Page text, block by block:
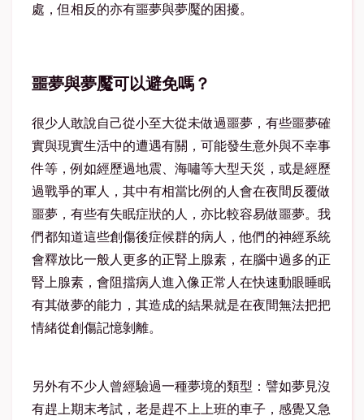
處，但相反的亦有噩夢與夢魘的困擾。
噩夢與夢魘可以避免嗎？
很少人敢說自己從小至大從未做過噩夢，有些噩夢確
實與現實生活中的遭遇有關，可能發生意外與不幸事
件等，例如經歷過地震、海嘯等大型天災，或是經歷
過戰爭的軍人，其中有相當比例的人會在夜間反覆做
噩夢，有些有失眠症狀的人，亦比較容易做噩夢。我
們都知道這些創傷後症候群的病人，他們的神經系統
會釋放比一般人更多的正腎上腺素，在腦中過多的正
腎上腺素，會阻擋病人進入像正常人在快速動眼睡眠
有其做夢的能力，其造成的結果就是在夜間無法把把
情緒從創傷記憶剝離。
另外有不少人曾經驗過一種夢境的類型：譬如夢見沒
有趕上期末考試，老是趕不上上班的車子，感覺又急